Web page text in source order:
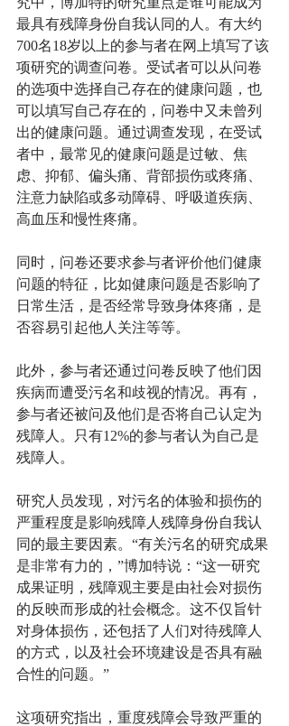
最具有残障身份自我认同的人。有大约
700名18岁以上的参与者在网上填写了该
项研究的调查问卷。受试者可以从问卷
的选项中选择自己存在的健康问题，也
可以填写自己存在的，问卷中又未曾列
出的健康问题。通过调查发现，在受试
者中，最常见的健康问题是过敏、焦
虑、抑郁、偏头痛、背部损伤或疼痛、
注意力缺陷或多动障碍、呼吸道疾病、
高血压和慢性疼痛。
同时，问卷还要求参与者评价他们健康
问题的特征，比如健康问题是否影响了
日常生活，是否经常导致身体疼痛，是
否容易引起他人关注等等。
此外，参与者还通过问卷反映了他们因
疾病而遭受污名和歧视的情况。再有，
参与者还被问及他们是否将自己认定为
残障人。只有12%的参与者认为自己是
残障人。
研究人员发现，对污名的体验和损伤的
严重程度是影响残障人残障身份自我认
同的最主要因素。“有关污名的研究成果
是非常有力的，”博加特说：“这一研究
成果证明，残障观主要是由社会对损伤
的反映而形成的社会概念。这不仅旨针
对身体损伤，还包括了人们对待残障人
的方式，以及社会环境建设是否具有融
合性的问题。”
这项研究指出，重度残障会导致严重的